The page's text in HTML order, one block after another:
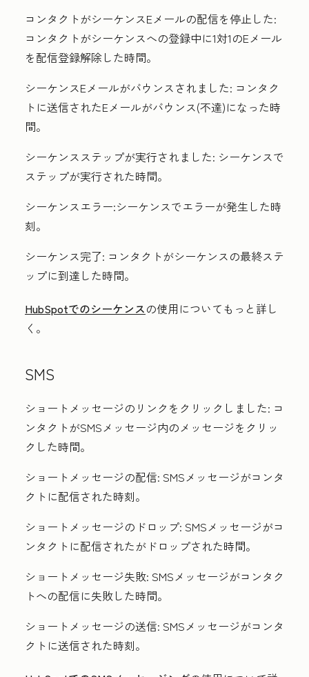
コンタクトがシーケンスEメールの配信を停止した:
コンタクトがシーケンスへの登録中に1対1のEメール
を配信登録解除した時間。
シーケンスEメールがバウンスされました: コンタク
トに送信されたEメールがバウンス(不達)になった時
間。
シーケンスステップが実行されました: シーケンスで
ステップが実行された時間。
シーケンスエラー:シーケンスでエラーが発生した時
刻。
シーケンス完了: コンタクトがシーケンスの最終ステ
ップに到達した時間。
HubSpotでのシーケンスの使用についてもっと詳し
く。
SMS
ショートメッセージのリンクをクリックしました: コ
ンタクトがSMSメッセージ内のメッセージをクリッ
クした時間。
ショートメッセージの配信: SMSメッセージがコンタ
クトに配信された時刻。
ショートメッセージのドロップ: SMSメッセージがコ
ンタクトに配信されたがドロップされた時間。
ショートメッセージ失敗: SMSメッセージがコンタク
トへの配信に失敗した時間。
ショートメッセージの送信: SMSメッセージがコンタ
クトに送信された時刻。